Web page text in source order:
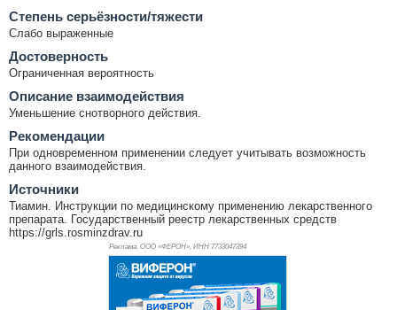
Cтепень серьёзности/тяжести
Слабо выраженные
Достоверность
Ограниченная вероятность
Описание взаимодействия
Уменьшение снотворного действия.
Рекомендации
При одновременном применении следует учитывать возможность
данного взаимодействия.
Источники
Тиамин. Инструкции по медицинскому применению лекарственного
препарата. Государственный реестр лекарственных средств
https://grls.rosminzdrav.ru
Реклама. ООО «ФЕРОН», ИНН 7733047394